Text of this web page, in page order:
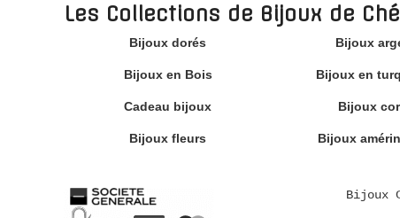
Les Collections de Bijoux de
Bijoux dorés Bijoux
Bijoux en Bois Bijoux en
Cadeau bijoux Bijoux
Bijoux fleurs Bijoux
Bijoux